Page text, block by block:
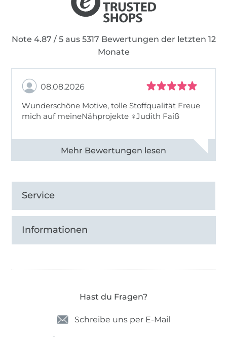
Note 4.87 / 5 aus 5317 Bewertungen der letzten 12
Monate
08.08.2026
Wunderschöne Motive, tolle Stoffqualität Freue
mich auf meineNähprojekte ♀Judith Faiß
Alle 82990 Bewertungen ansehen
Service
Informationen
Hast du Fragen?
Schreibe uns per E-Mail